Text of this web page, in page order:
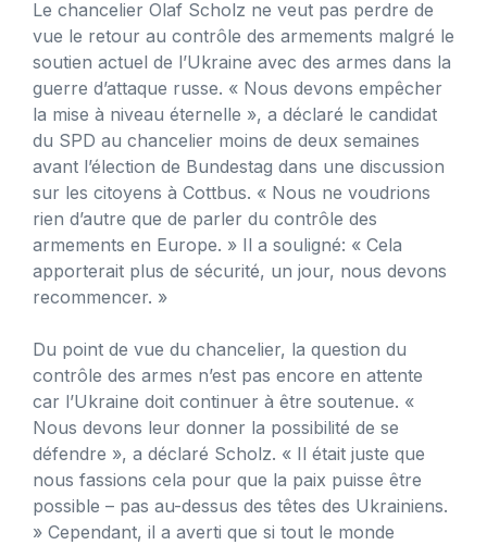
Le chancelier Olaf Scholz ne veut pas perdre de
vue le retour au contrôle des armements malgré le
soutien actuel de l’Ukraine avec des armes dans la
guerre d’attaque russe. « Nous devons empêcher
la mise à niveau éternelle », a déclaré le candidat
du SPD au chancelier moins de deux semaines
avant l’élection de Bundestag dans une discussion
sur les citoyens à Cottbus. « Nous ne voudrions
rien d’autre que de parler du contrôle des
armements en Europe. » Il a souligné: « Cela
apporterait plus de sécurité, un jour, nous devons
recommencer. »
Du point de vue du chancelier, la question du
contrôle des armes n’est pas encore en attente
car l’Ukraine doit continuer à être soutenue. «
Nous devons leur donner la possibilité de se
défendre », a déclaré Scholz. « Il était juste que
nous fassions cela pour que la paix puisse être
possible – pas au-dessus des têtes des Ukrainiens.
» Cependant, il a averti que si tout le monde